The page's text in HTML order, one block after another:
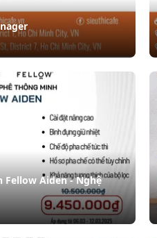
Fellow Aiden - Nghệ